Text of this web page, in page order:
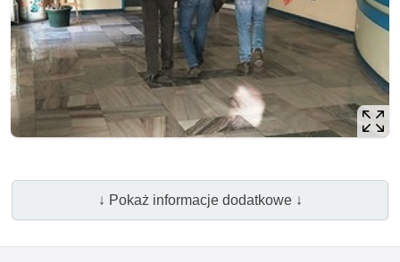
↓ Pokaż informacje dodatkowe ↓